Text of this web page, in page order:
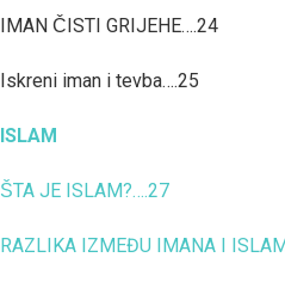
IMAN ČISTI GRIJEHE….24
Iskreni iman i tevba….25
ISLAM
ŠTA JE ISLAM?….27
RAZLIKA IZMEĐU IMANA I